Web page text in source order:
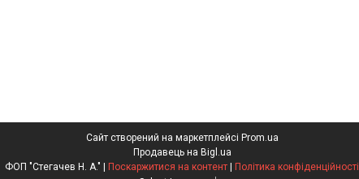
Сайт створений на маркетплейсі Prom.ua
Продавець на Bigl.ua
Поскаржитися на контент
Політика конфіденційності